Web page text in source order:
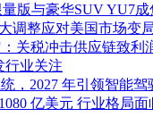
版与豪华SUV YU7成
调整应对美国市场变
关税冲击供应链致利
行业关注
，2027 年引领智能
亿美元 行业格局面